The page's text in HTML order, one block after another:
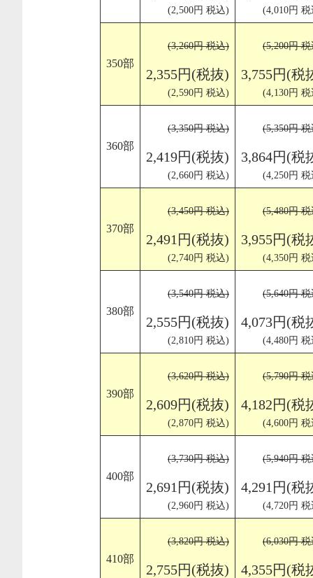
(2,500円 税込) (4,010円
350部
(3,260円 税込)
2,355円(税抜)
(2,590円 税込)
(5,200円
3,755円(税
(4,130円
360部
(3,350円 税込)
2,419円(税抜)
(2,660円 税込)
(5,350円
3,864円(税
(4,250円
370部
(3,450円 税込)
2,491円(税抜)
(2,740円 税込)
(5,480円
3,955円(税
(4,350円
380部
(3,540円 税込)
2,555円(税抜)
(2,810円 税込)
(5,640円
4,073円(税
(4,480円
390部
(3,620円 税込)
2,609円(税抜)
(2,870円 税込)
(5,790円
4,182円(税
(4,600円
400部
(3,730円 税込)
2,691円(税抜)
(2,960円 税込)
(5,940円
4,291円(税
(4,720円
410部
(3,820円 税込)
2,755円(税抜)
(6,030円
4,355円(税